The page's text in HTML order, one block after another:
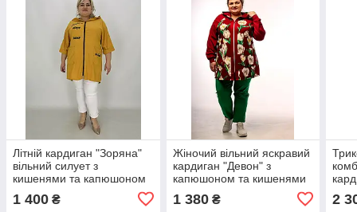
Літній кардиган "Зоряна"
вільний силует з
кишенями та капюшоном
62-64 66-68 70-72 74-76
1 400 ₴
Жіночий вільний яскравий
кардиган "Девон" з
капюшоном та кишенями
62-64 66-68 70-72 74-76
батал
1 380₴
76
2